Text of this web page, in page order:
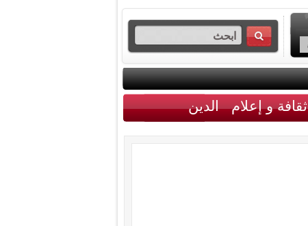
ثقافة و إعلام الدين